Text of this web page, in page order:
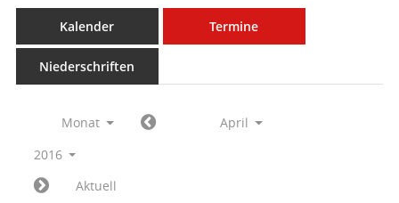
Kalender Termine
Niederschriften
Monat
April
2016
Aktuell